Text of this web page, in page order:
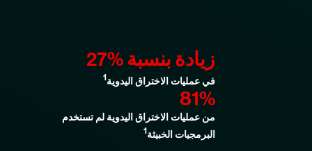
زيادة بنسبة ‎27%
في عمليات الاختراق اليدوية1
81%
من عمليات الاختراق اليدوية لم تستخدم
البرمجيات الخبيثة1